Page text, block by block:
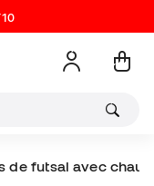
de futsal avec